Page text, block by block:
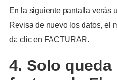
En la siguiente pantalla verás
Revisa de nuevo los datos, el
da clic en FACTURAR.
4. Solo